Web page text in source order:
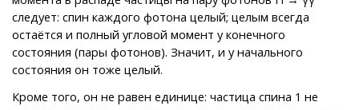
следует: спин каждого фотона целый; целым всегда
остаётся и полный угловой момент у конечного
состояния (пары фотонов). Значит, и у начального
состояния он тоже целый.
Кроме того, он не равен единице: частица спина 1 не